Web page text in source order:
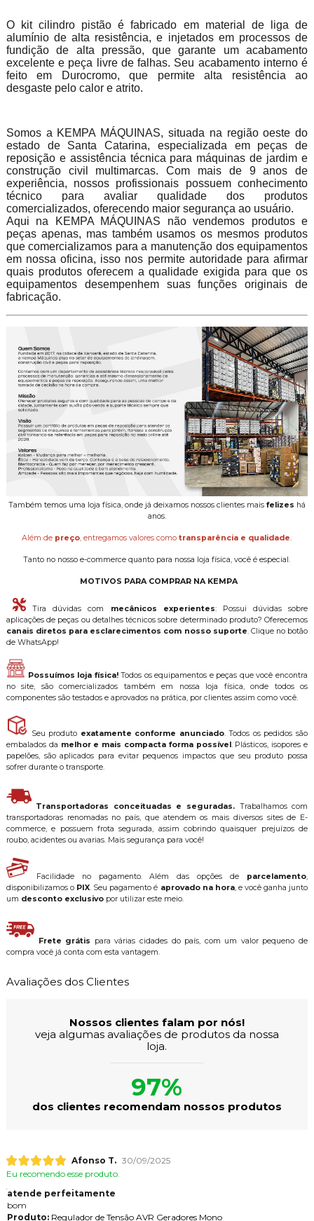
O kit cilindro pistão é fabricado em material de liga de
alumínio de alta resistência, e injetados em processos de
fundição de alta pressão, que garante um acabamento
excelente e peça livre de falhas. Seu acabamento interno é
feito em Durocromo, que permite alta resistência ao
desgaste pelo calor e atrito.
Somos a KEMPA MÁQUINAS, situada na região oeste do
estado de Santa Catarina, especializada em peças de
reposição e assistência técnica para máquinas de jardim e
construção civil multimarcas. Com mais de 9 anos de
experiência, nossos profissionais possuem conhecimento
técnico para avaliar qualidade dos produtos
comercializados, oferecendo maior segurança ao usuário.
Aqui na KEMPA MÁQUINAS não vendemos produtos e
peças apenas, mas também usamos os mesmos produtos
que comercializamos para a manutenção dos equipamentos
em nossa oficina, isso nos permite autoridade para afirmar
quais produtos oferecem a qualidade exigida para que os
equipamentos desempenhem suas funções originais de
fabricação.
Também temos uma loja física, onde já deixamos nossos clientes mais felizes há
anos.
Além de preço, entregamos valores comotransparência e qualidade.
Tanto no nosso e-commerce quanto para nossa loja física, você é especial.
MOTIVOS PARA COMPRAR NA KEMPA
Tira dúvidas com mecânicos experientes: Possui dúvidas sobre
aplicações de peças ou detalhes técnicos sobre determinado produto? Oferecemos
canais diretos para esclarecimentos com nosso suporte. Clique no botão
de WhatsApp!
Possuímos loja física!Todos os equipamentos e peças que você encontra
no site, são comercializados também em nossa loja física, onde todos os
componentes são testados e aprovados na prática, por clientes assim como você.
Seu produto exatamente conforme anunciado. Todos os pedidos são
embalados da melhor e mais compacta forma possível . Plásticos, isopores e
papelões, são aplicados para evitar pequenos impactos que seu produto possa
sofrer durante o transporte.
Transportadoras conceituadas e seguradas. Trabalhamos com
transportadoras renomadas no país, que atendem os mais diversos sites de E-
commerce, e possuem frota segurada, assim cobrindo quaisquer prejuízos de
roubo, acidentes ou avarias. Mais segurança para você!
Facilidade no pagamento. Além das opções de parcelamento,
disponibilizamos o PIX. Seu pagamento é aprovado na hora, e você ganha junto
um desconto exclusivopor utilizar este meio.
Frete grátis para várias cidades do país, com um valor pequeno de
compra você já conta com esta vantagem.
Avaliações dos Clientes
Nossos clientes falam por nós!
veja algumas avaliações de produtos da nossa
loja.
97%
dos clientes recomendam nossos produtos
Afonso T. 30/09/2025
Eu recomendo esse produto.
atende perfeitamente
bom
Produto:Regulador de Tensão AVR Geradores Mono